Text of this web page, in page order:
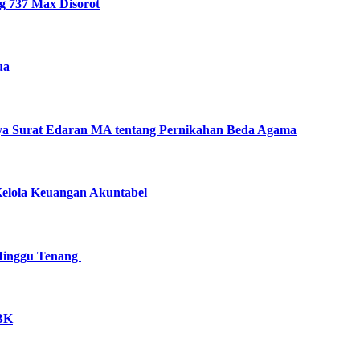
737 Max Disorot
Surat Edaran MA tentang Pernikahan Beda Agama
Keuangan Akuntabel‎
Tenang